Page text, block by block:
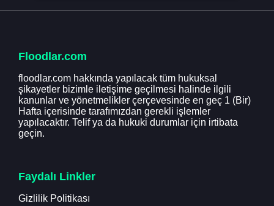
Floodlar.com
floodlar.com hakkında yapılacak tüm hukuksal
şikayetler bizimle iletişime geçilmesi halinde ilgili
kanunlar ve yönetmelikler çerçevesinde en geç 1 (Bir)
Hafta içerisinde tarafımızdan gerekli işlemler
yapılacaktır. Telif ya da hukuki durumlar için irtibata
geçin.
Faydalı Linkler
Gizlilik Politikası